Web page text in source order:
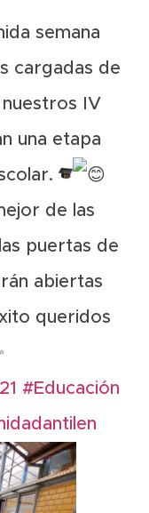
semana
cargadas de
IV
una etapa
de las
puertas de
abiertas
queridos
#Educación